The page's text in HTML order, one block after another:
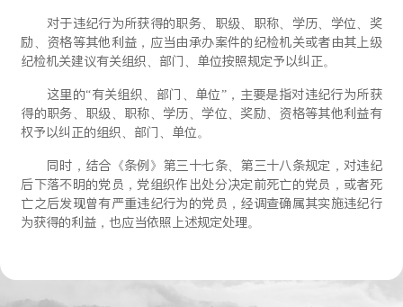
对于违纪行为所获得的职务、职级、职称、学历、学位、奖
励、资格等其他利益，应当由承办案件的纪检机关或者由其上级
纪检机关建议有关组织、部门、单位按照规定予以纠正。
这里的“有关组织、部门、单位”，主要是指对违纪行为所获
得的职务、职级、职称、学历、学位、奖励、资格等其他利益有
权予以纠正的组织、部门、单位。
同时，结合《条例》第三十七条、第三十八条规定，对违纪
后下落不明的党员，党组织作出处分决定前死亡的党员，或者死
亡之后发现曾有严重违纪行为的党员，经调查确属其实施违纪行
为获得的利益，也应当依照上述规定处理。